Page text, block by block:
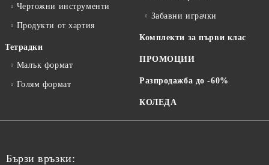
Чертожни инструменти
Продукти от хартия
Тетрадки
Малък формат
Голям формат
Забавни играчки
Комплекти за първи клас
ПРОМОЦИИ
Разпродажба до -60%
КОЛЕДА
Бързи връзки: